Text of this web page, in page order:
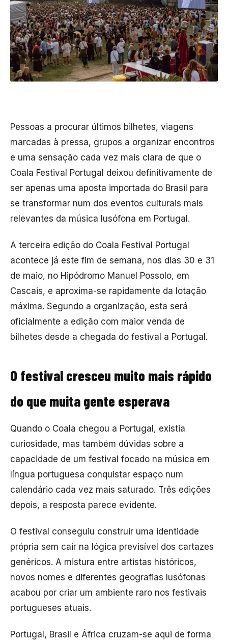
Pessoas a procurar últimos bilhetes, viagens
marcadas à pressa, grupos a organizar encontros
e uma sensação cada vez mais clara de que o
Coala Festival Portugal deixou definitivamente de
ser apenas uma aposta importada do Brasil para
se transformar num dos eventos culturais mais
relevantes da música lusófona em Portugal.
A terceira edição do Coala Festival Portugal
acontece já este fim de semana, nos dias 30 e 31
de maio, no Hipódromo Manuel Possolo, em
Cascais, e aproxima-se rapidamente da lotação
máxima. Segundo a organização, esta será
oficialmente a edição com maior venda de
bilhetes desde a chegada do festival a Portugal.
O festival cresceu muito mais rápido
do que muita gente esperava
Quando o Coala chegou a Portugal, existia
curiosidade, mas também dúvidas sobre a
capacidade de um festival focado na música em
língua portuguesa conquistar espaço num
calendário cada vez mais saturado. Três edições
depois, a resposta parece evidente.
O festival conseguiu construir uma identidade
própria sem cair na lógica previsível dos cartazes
genéricos. A mistura entre artistas históricos,
novos nomes e diferentes geografias lusófonas
acabou por criar um ambiente raro nos festivais
portugueses atuais.
Portugal, Brasil e África cruzam-se aqui de forma